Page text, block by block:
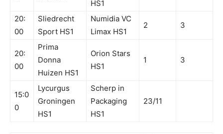
HS1
20:
00
Sliedrecht
Sport HS1
Numidia VC
Limax HS1
2 3
20:
00
Prima
Donna
Huizen HS1
Orion Stars
HS1
1 3
15:0
0
Lycurgus
Groningen
HS1
Scherp in
Packaging
HS1
23/11